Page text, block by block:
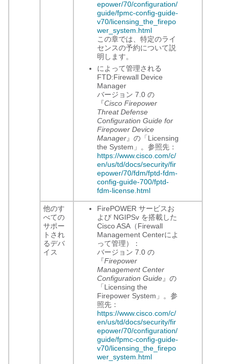
epower/70/configuration/
guide/fpmc-config-guide-
v70/licensing_the_firepo
wer_system.html
この章では、特定のライ
センスの予約について説
明します。
によって管理される
FTD:Firewall Device
Manager
バージョン 7.0 の
『Cisco Firepower
Threat Defense
Configuration Guide for
Firepower Device
Manager』の「Licensing
the System」。参照先：
https://www.cisco.com/c/
en/us/td/docs/security/fir
epower/70/fdm/fptd-fdm-
config-guide-700/fptd-
fdm-license.html
他のす
べての
サポー
トされ
るデバ
イス
FirePOWER サービスお
よび NGIPSv を搭載した
Cisco ASA（Firewall
Management Centerによ
って管理）：
バージョン 7.0 の
『Firepower
Management Center
Configuration Guide』の
「Licensing the
Firepower System」。参
照先：
https://www.cisco.com/c/
en/us/td/docs/security/fir
epower/70/configuration/
guide/fpmc-config-guide-
v70/licensing_the_firepo
wer_system.html